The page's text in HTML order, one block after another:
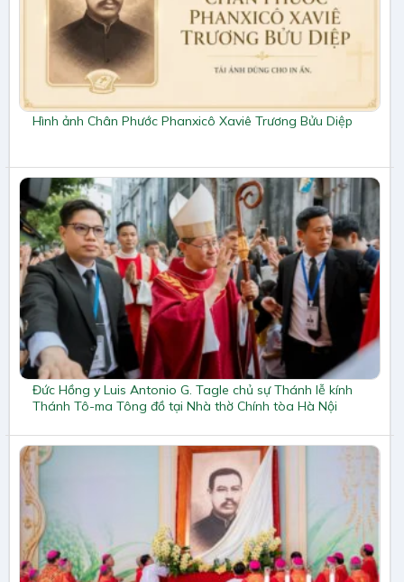
Hình ảnh Chân Phước Phanxicô Xaviê Trương Bửu Diệp
Đức Hồng y Luis Antonio G. Tagle chủ sự Thánh lễ kính
Thánh Tô-ma Tông đồ tại Nhà thờ Chính tòa Hà Nội